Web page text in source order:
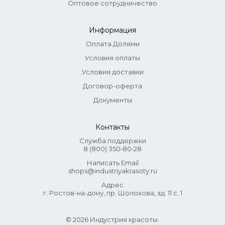
Оптовое сотрудничество
Информация
Оплата Долями
Условия оплаты
Условия доставки
Договор-оферта
Документы
Контакты
Служба поддержки
8 (800) 350‑80‑28
Написать Email
shops@industriyakrasoty.ru
Адрес
г. Ростов-на-дону, пр. Шолохова, зд. 11 с. 1
© 2026 Индустрия красоты.